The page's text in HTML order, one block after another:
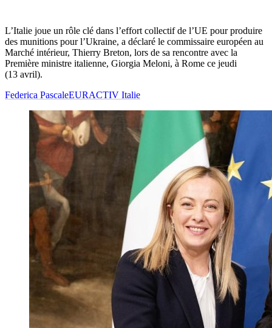
L’Italie joue un rôle clé dans l’effort collectif de l’UE pour produire
des munitions pour l’Ukraine, a déclaré le commissaire européen au
Marché intérieur, Thierry Breton, lors de sa rencontre avec la
Première ministre italienne, Giorgia Meloni, à Rome ce jeudi
(13 avril).
Federica PascaleEURACTIV Italie